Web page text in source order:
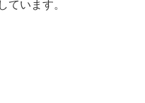
ています。